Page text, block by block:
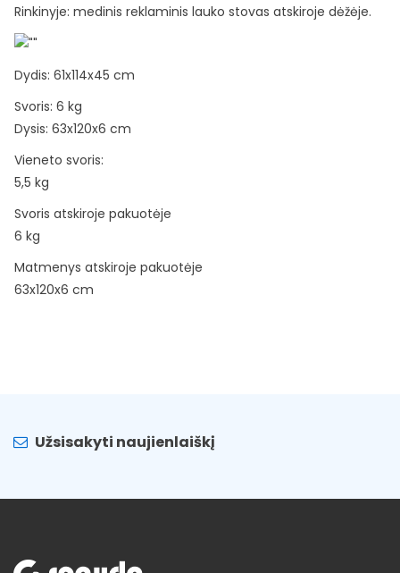
Rinkinyje: medinis reklaminis lauko stovas atskiroje dėžėje.
Dydis: 61x114x45 cm
Svoris: 6 kg
Dysis: 63x120x6 cm
Vieneto svoris:
5,5 kg
Svoris atskiroje pakuotėje
6 kg
Matmenys atskiroje pakuotėje
63x120x6 cm
Užsisakyti naujienlaiškį